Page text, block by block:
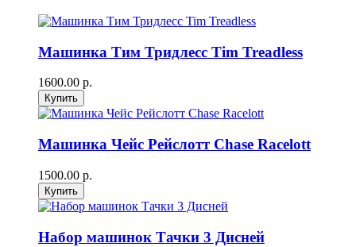
Машинка Тим Тридлесс Tim Treadless
1600.00 р.
Машинка Чейс Рейслотт Chase Racelott
1500.00 р.
Набор машинок Тачки 3 Дисней